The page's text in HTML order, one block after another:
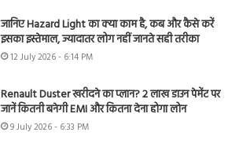
जानिए Hazard Light का क्या काम है, कब और कैसे करें
इसका इस्तेमाल, ज्यादातर लोग नहीं जानते सही तरीका
12 July 2026 - 6:14 PM
Renault Duster खरीदने का प्लान? 2 लाख डाउन पेमेंट पर
जानें कितनी बनेगी EMI और कितना देना होगा लोन
9 July 2026 - 6:33 PM